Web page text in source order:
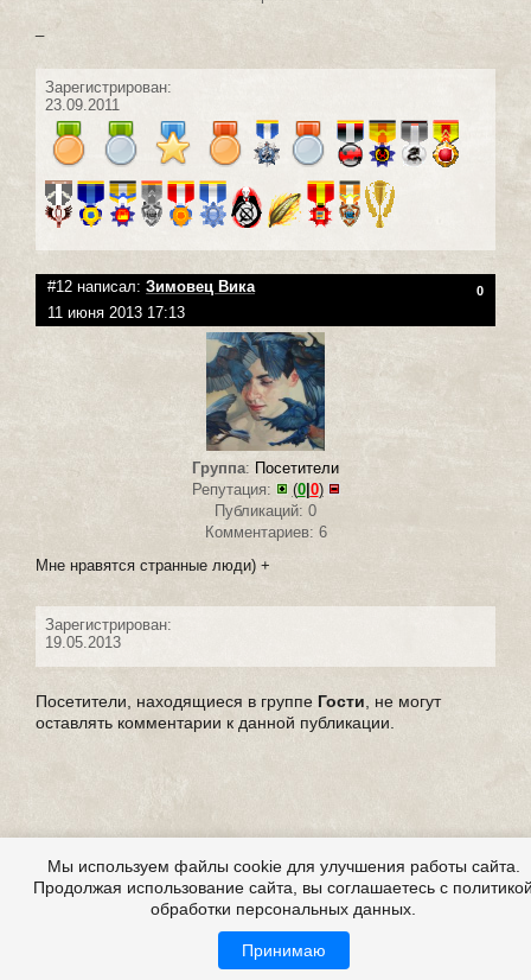
Зарегистрирован:
23.09.2011
#12 написал: Зимовец Вика 0
11 июня 2013 17:13
Группа: Посетители
Репутация:
(0|0)
Публикаций: 0
Комментариев: 6
Мне нравятся странные люди) +
Зарегистрирован:
19.05.2013
Посетители, находящиеся в группе Гости , не могут
оставлять комментарии к данной публикации.
Мы используем файлы cookie для улучшения работы сайта.
Продолжая использование сайта, вы соглашаетесь с
обработки персональных данных.
Принимаю